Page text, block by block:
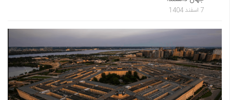
7 اسفند 1404